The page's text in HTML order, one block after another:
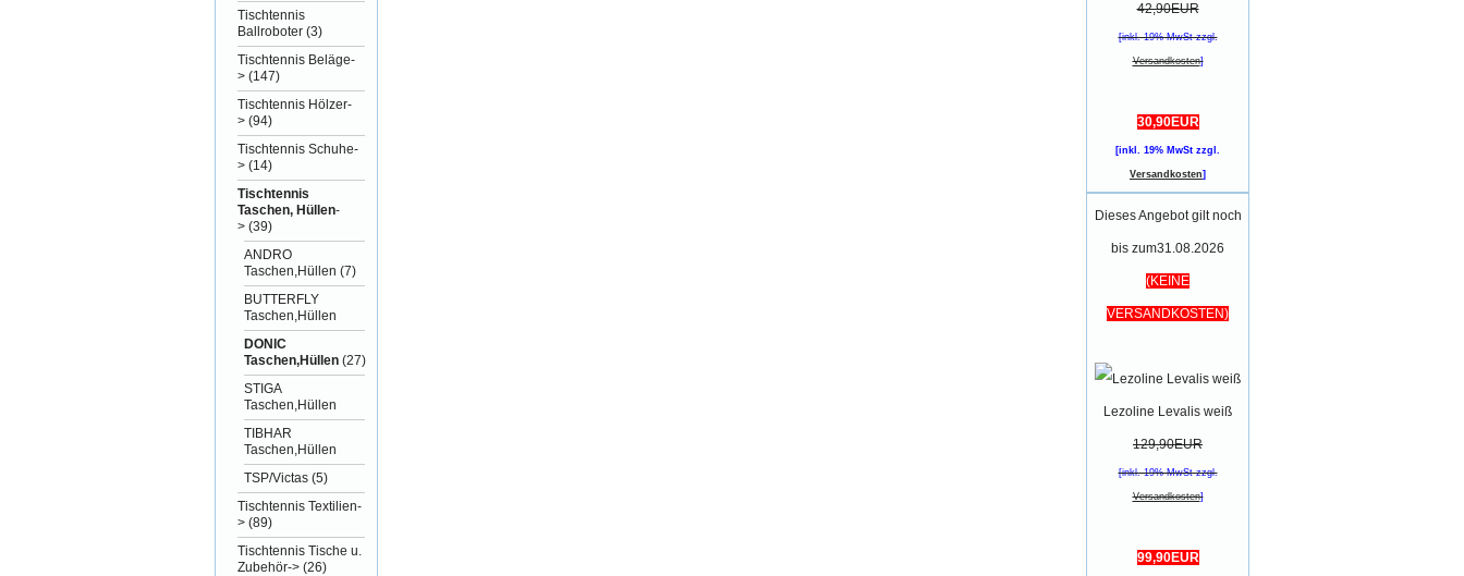
Tischtennis
Ballroboter (3)
Tischtennis Beläge-
> (147)
Tischtennis Hölzer-
> (94)
Tischtennis Schuhe-
> (14)
Tischtennis
Taschen, Hüllen-
> (39)
ANDRO
Taschen,Hüllen (7)
BUTTERFLY
Taschen,Hüllen
DONIC
Taschen,Hüllen (27)
STIGA
Taschen,Hüllen
TIBHAR
Taschen,Hüllen
TSP/Victas (5)
Tischtennis Textilien-
> (89)
Tischtennis Tische u.
Zubehör-> (26)
42,90EUR
[inkl. 19% MwSt zzgl.
Versandkosten]
30,90EUR
[inkl. 19% MwSt zzgl.
Versandkosten]
Dieses Angebot gilt noch
bis zum31.08.2026
(KEINE
VERSANDKOSTEN)
Lezoline Levalis weiß
129,90EUR
[inkl. 19% MwSt zzgl.
Versandkosten]
99,90EUR